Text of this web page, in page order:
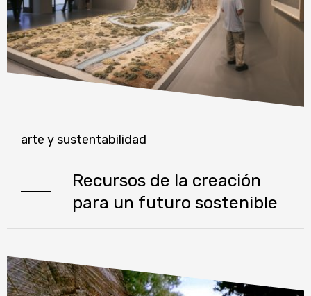
arte y sustentabilidad
Recursos de la creación
para un futuro sostenible